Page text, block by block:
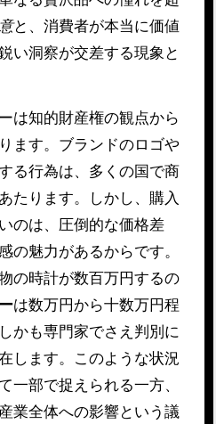
と、消費者が本当に価値
い洞察が交差する現象と
は知的財産権の観点から
ます。ブランドのロゴや
る行為は、多くの国で商
たります。しかし、購入
のは、圧倒的な価格差
の魅力があるからです。
の時計が数百万円するの
は数万円から十数万円程
かも専門家でさえ判別に
します。このような状況
一部で捉えられる一方、
業全体への影響という議